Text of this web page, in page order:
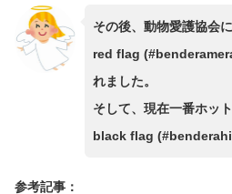
その後、動物愛護協会
red flag
れました。
そして、現在一番ホッ
black flag
参考記事：